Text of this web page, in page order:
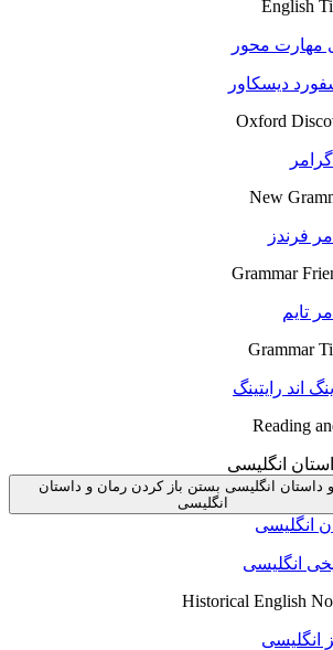
English
مهارت محور
دیسکاور
Oxford
New
فرندز
Grammar
تایم
Grammar
اند رایتینگ
Reading
انگلیسی
داستان انگلیسی بستن باز کردن رمان و داستان
انگلیسی
انگلیسی
انگلیسی
Historical English
انگلیسی